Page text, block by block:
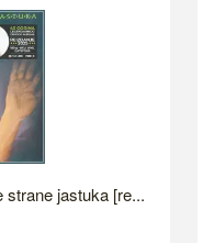
strane jastuka [re...